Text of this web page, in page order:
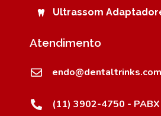
Ultrassom
Atendimento
(11) 3902-4750 - PABX